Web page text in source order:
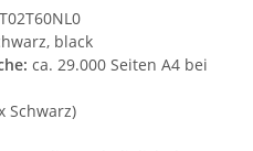
black
ca. 29.000 Seiten A4 bei
Schwarz)